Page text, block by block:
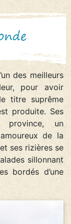
des meilleurs
pour avoir
titre suprême
produite. Ses
un
de la
ses rizières se
sillonnant
bordés d’une